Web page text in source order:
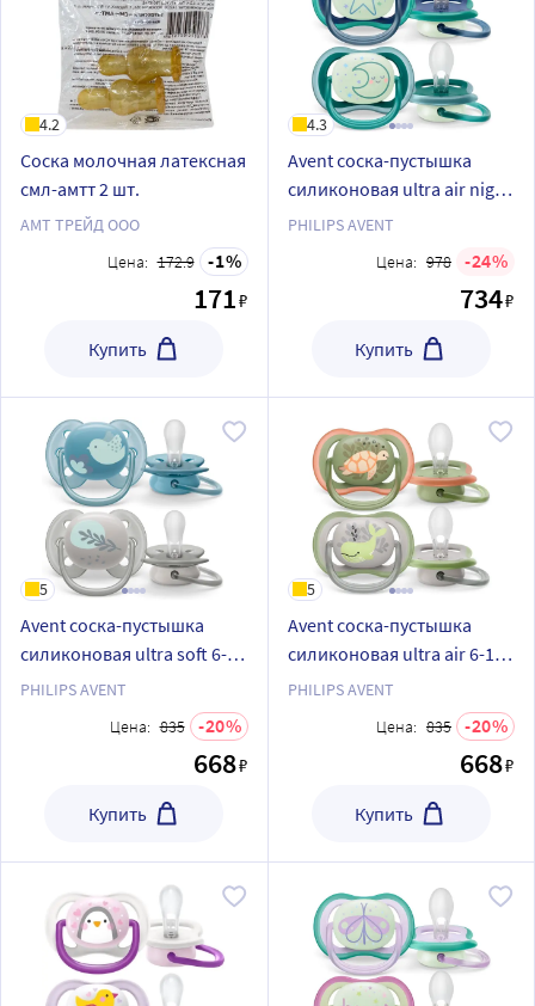
4.2
Соска молочная латексная
смл-амтт 2 шт.
АМТ ТРЕЙД ООО
Цена: 172.9 1
171₽
Купить
4.3
Avent соска-пустышка
силиконовая ultra air night
6-18 мес 2 шт. scf376/13
PHILIPS AVENT
Цена: 978 24
734₽
Купить
5
Avent соска-пустышка
силиконовая ultra soft 6-18
мес 2 шт. scf091/15
PHILIPS AVENT
Цена: 835 20
668₽
Купить
5
Avent соска-пустышка
силиконовая ultra air 6-18
мес 2 шт. scf085/60
PHILIPS AVENT
Цена: 835 20
668₽
Купить